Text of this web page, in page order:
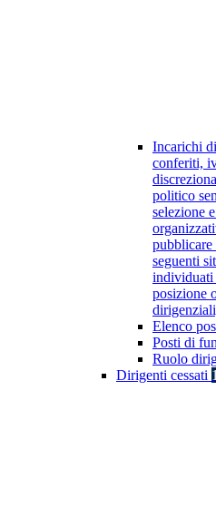
Incarichi
conferiti,
politico
selezione
pubblicare
seguenti
individuati
posizione
Elenco
Posti di
Ruolo
Dirigenti cessati 1